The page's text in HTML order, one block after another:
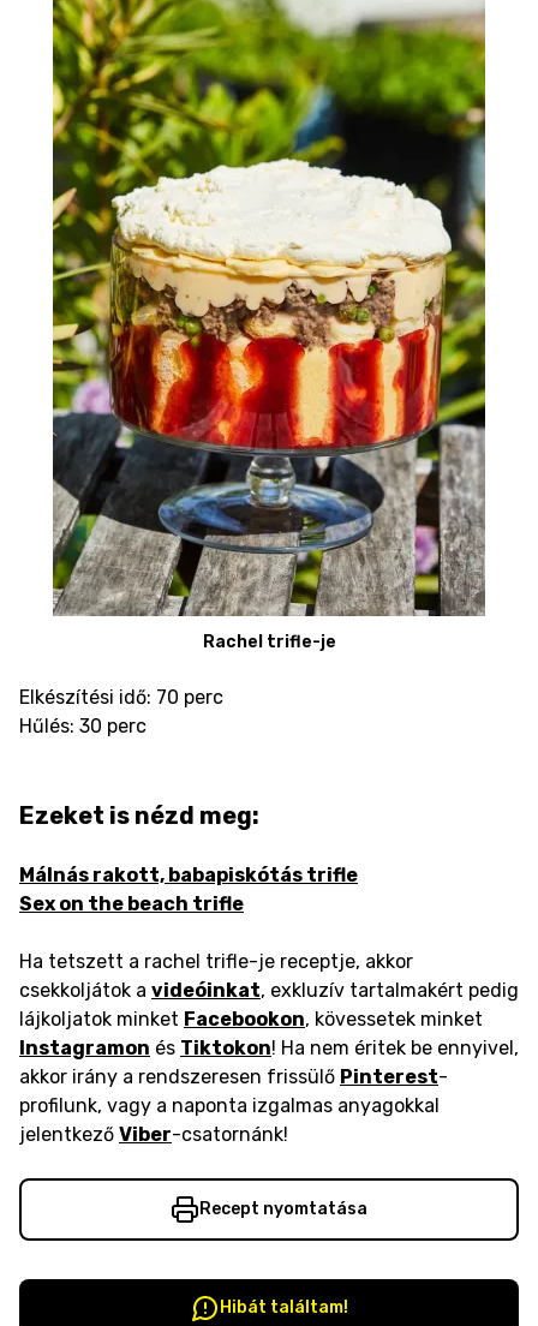
Rachel trifle-je
Elkészítési idő: 70 perc
Hűlés: 30 perc
Ezeket is nézd meg:
Málnás rakott, babapiskótás trifle
Sex on the beach trifle
Ha tetszett a rachel trifle-je receptje, akkor
csekkoljátok a videóinkat, exkluzív tartalmakért pedig
lájkoljatok minket Facebookon, kövessetek minket
Instagramon és Tiktokon! Ha nem éritek be ennyivel,
akkor irány a rendszeresen frissülő Pinterest-
profilunk, vagy a naponta izgalmas anyagokkal
jelentkező Viber-csatornánk!
Recept nyomtatása
Hibát találtam!